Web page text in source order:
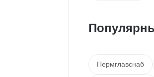
Пермглавснаб